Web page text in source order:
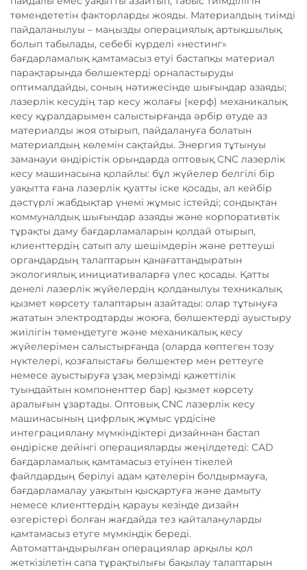
төмендететін факторларды жояды. Материалдың тиімді
пайдаланылуы – маңызды операциялық артықшылық
болып табылады, себебі күрделі «нестинг»
бағдарламалық қамтамасыз етуі бастапқы материал
парақтарында бөлшектерді орналастыруды
оптималдайды, соның нәтижесінде шығындар азаяды;
лазерлік кесудің тар кесу жолағы (керф) механикалық
кесу құралдарымен салыстырғанда әрбір өтуде аз
материалды жоя отырып, пайдалануға болатын
материалдың көлемін сақтайды. Энергия тұтынуы
заманауи өндірістік орындарда оптовық CNC лазерлік
кесу машинасына қолайлы: бұл жүйелер белгілі бір
уақытта ғана лазерлік қуатты іске қосады, ал кейбір
дәстүрлі жабдықтар үнемі жұмыс істейді; сондықтан
коммуналдық шығындар азаяды және корпоративтік
тұрақты даму бағдарламаларын қолдай отырып,
клиенттердің сатып алу шешімдерін және реттеуші
органдардың талаптарын қанағаттандыратын
экологиялық инициативаларға үлес қосады. Қатты
денелі лазерлік жүйелердің қолданылуы техникалық
қызмет көрсету талаптарын азайтады: олар тұтынуға
жататын электродтарды жоюға, бөлшектерді ауыстыру
жиілігін төмендетуге және механикалық кесу
жүйелерімен салыстырғанда (оларда көптеген тозу
нүктелері, қозғалыстағы бөлшектер мен реттеуге
немесе ауыстыруға ұзақ мерзімді қажеттілік
туындайтын компоненттер бар) қызмет көрсету
аралығын ұзартады. Оптовық CNC лазерлік кесу
машинасының цифрлық жұмыс үрдісіне
интеграциялану мүмкіндіктері дизайннан бастап
өндіріске дейінгі операцияларды жеңілдетеді: CAD
бағдарламалық қамтамасыз етуінен тікелей
файлдардың берілуі адам қателерін болдырмауға,
бағдарламалау уақытын қысқартуға және дамыту
немесе клиенттердің қарауы кезінде дизайн
өзгерістері болған жағдайда тез қайталануларды
қамтамасыз етуге мүмкіндік береді.
Автоматтандырылған операциялар арқылы қол
жеткізілетін сапа тұрақтылығы бақылау талаптарын